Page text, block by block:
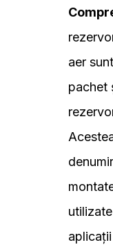
aer
pachet